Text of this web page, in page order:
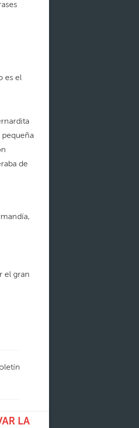
es el
de
el gran
LA